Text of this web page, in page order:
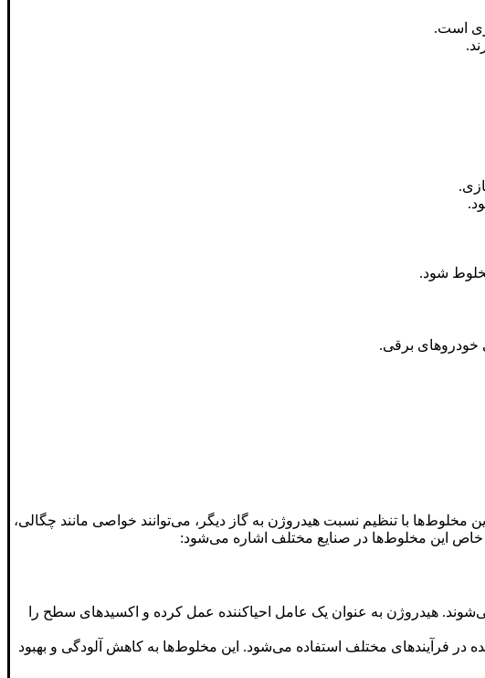
است.
شود.
خودروهای برقی.
با تنظیم نسبت هیدروژن به گاز دیگر، می‌توانند خواصی مانند چگالی،
خاص این مخلوط‌ها در صنایع مختلف اشاره می‌شود:
هیدروژن به عنوان یک عامل احیاکننده عمل کرده و اکسیدهای سطح را
در فرآیندهای مختلف استفاده می‌شود. این مخلوط‌ها به کاهش آلودگی و بهبود